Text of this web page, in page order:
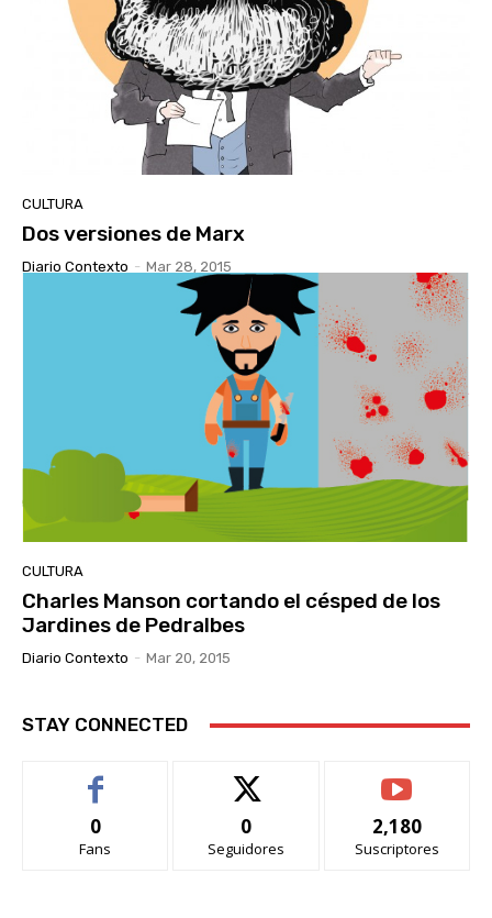
CULTURA
Dos versiones de Marx
Diario Contexto - Mar 28, 2015
CULTURA
Charles Manson cortando el césped de los
Jardines de Pedralbes
Diario Contexto - Mar 20, 2015
STAY CONNECTED
0
Fans
0
Seguidores
2,180
Suscriptores